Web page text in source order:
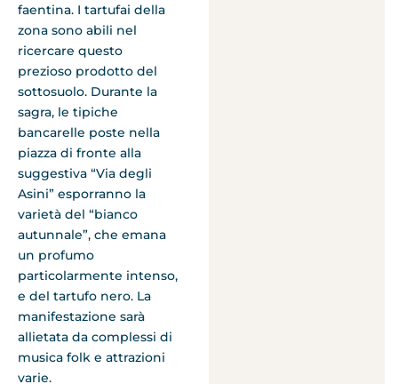
faentina. I tartufai della
zona sono abili nel
ricercare questo
prezioso prodotto del
sottosuolo. Durante la
sagra, le tipiche
bancarelle poste nella
piazza di fronte alla
suggestiva “Via degli
Asini” esporranno la
varietà del “bianco
autunnale”, che emana
un profumo
particolarmente intenso,
e del tartufo nero. La
manifestazione sarà
allietata da complessi di
musica folk e attrazioni
varie.